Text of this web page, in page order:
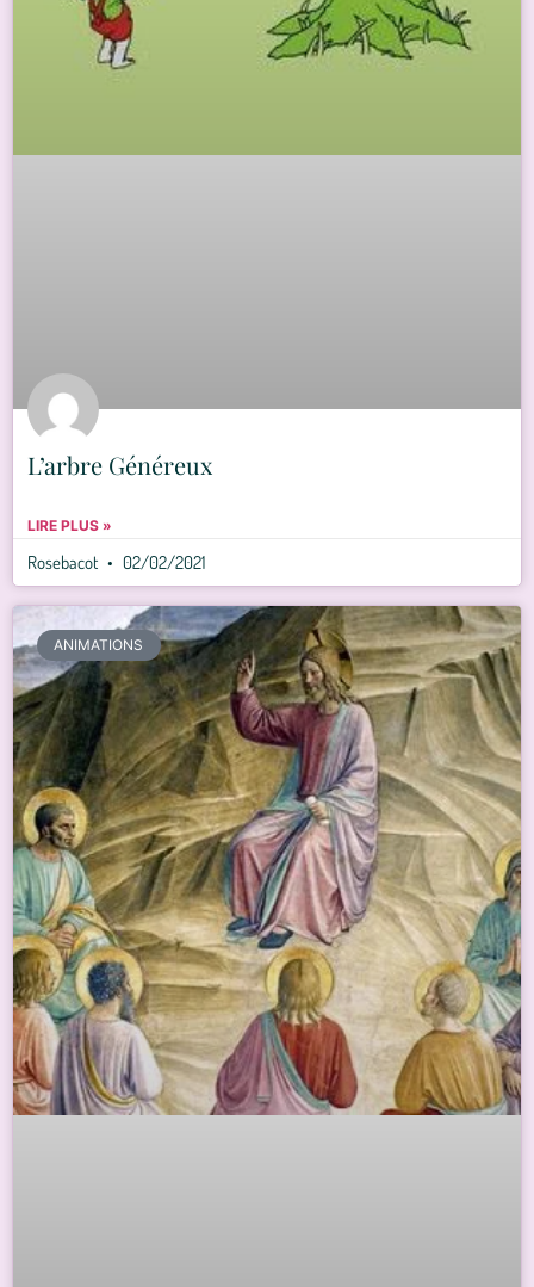
L’arbre Généreux
LIRE PLUS »
Rosebacot 02/02/2021
ANIMATIONS